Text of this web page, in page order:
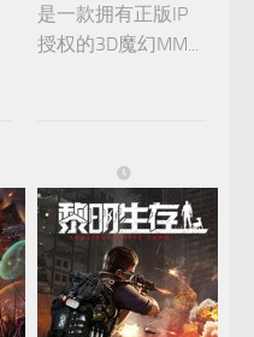
是一款拥有正版IP
授权的3D魔幻MM...